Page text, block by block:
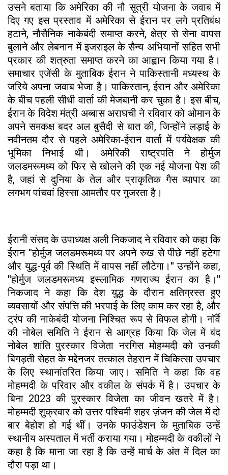
उसने बताया कि अमेरिका की नौ सूत्री योजना के जवाब में
दिए गए इस प्रस्ताव में अमेरिका से ईरान पर लगे प्रतिबंध
हटाने, नौसैनिक नाकेबंदी समाप्त करने, क्षेत्र से सेना वापस
बुलाने और लेबनान में इजराइल के सैन्य अभियानों सहित सभी
प्रकार की शत्रुता समाप्त करने का आह्वान किया गया है।
समाचार एजेंसी के मुताबिक ईरान ने पाकिस्तानी मध्यस्थ के
जरिये अपना जवाब भेजा है। पाकिस्तान, ईरान और अमेरिका
के बीच पहली सीधी वार्ता की मेजबानी कर चुका है। इस बीच,
ईरान के विदेश मंत्री अब्बास अराघची ने रविवार को ओमान के
अपने समकक्ष बदर अल बुसैदी से बात की, जिन्होंने लड़ाई के
नवीनतम दौर से पहले अमेरिका-ईरान वार्ता में पर्यवेक्षक की
भूमिका निभाई थी। अमेरिकी राष्ट्रपति ने होर्मुज
जलडमरूमध्य को फिर से खोलने की एक नई योजना पेश की
है, जहां से दुनिया के तेल और प्राकृतिक गैस व्यापार का
लगभग पांचवां हिस्सा आमतौर पर गुजरता है।
ईरानी संसद के उपाध्यक्ष अली निकजाद ने रविवार को कहा कि
ईरान ''होर्मुज जलडमरूमध्य पर अपने रुख से पीछे नहीं हटेगा
और युद्ध-पूर्व की स्थिति में वापस नहीं लौटेगा।'' उन्होंने कहा,
''होर्मुज जलडमरूमध्य इस्लामिक गणराज्य ईरान का है।''
निकजाद ने कहा कि देश युद्ध के दौरान क्षतिग्रस्त हुए
व्यवसायों और संपत्ति की भरपाई के लिए काम कर रहा है, और
ट्रंप की नाकेबंदी योजना निश्चित रूप से विफल होगी। नॉर्वे
की नोबेल समिति ने ईरान से आग्रह किया कि जेल में बंद
नोबेल शांति पुरस्कार विजेता नरगिस मोहम्मदी को उनकी
बिगड़ती सेहत के मद्देनजर तत्काल तेहरान में चिकित्सा उपचार
के लिए स्थानांतरित किया जाए। समिति ने कहा कि वह
मोहम्मदी के परिवार और वकील के संपर्क में है। उपचार के
बिना 2023 की पुरस्कार विजेता का जीवन खतरे में है।
मोहम्मदी शुक्रवार को उत्तर पश्चिमी शहर ज़ंजन की जेल में दो
बार बेहोश हो गई थीं। उनके फाउंडेशन के मुताबिक उन्हें
स्थानीय अस्पताल में भर्ती कराया गया। मोहम्मदी के वकीलों ने
कहा है कि माना जा रहा है कि उन्हें मार्च के अंत में दिल का
दौरा पड़ा था।